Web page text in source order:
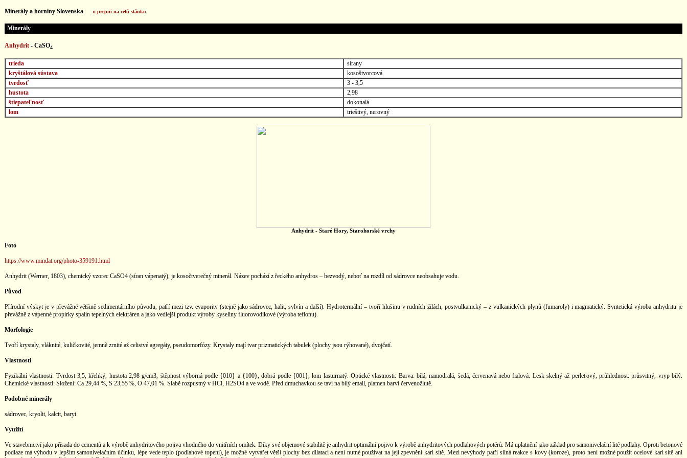
Minerály a horniny Slovenska
:: prepni na celú stánku
Minerály
Anhydrit - CaSO4
trieda
sírany
kryštálová sústava
kosoštvorcová
tvrdosť
3 - 3,5
hustota
2,98
štiepateľnosť
dokonalá
lom
trieštivý, nerovný
Anhydrit - Staré Hory, Starohorské vrchy
Foto
https://www.mindat.org/photo-359191.html
Anhydrit (Werner, 1803), chemický vzorec CaSO4 (síran vápenatý), je kosočtverečný minerál. Název pochází z řeckého anhydros – bezvodý, neboť na rozdíl od sádrovce neobsahuje vodu.
Původ
Přírodní výskyt je v převážné většině sedimentárního původu, patří mezi tzv. evapority (stejně jako sádrovec, halit, sylvín a další). Hydrotermální – tvoří hlušinu v rudních žilách, postvulkanický – z vulkanických plynů (fumaroly) i magmatický. Syntetická výroba anhydritu je
převážně z vápenné propírky spalin tepelných elektráren a jako vedlejší produkt výroby kyseliny fluorovodíkové (výroba teflonu).
Morfologie
Tvoří krystaly, vláknité, kuličkovité, jemně zrnité až celistvé agregáty, pseudomorfózy. Krystaly mají tvar prizmatických tabulek (plochy jsou rýhované), dvojčatí.
Vlastnosti
Fyzikální vlastnosti: Tvrdost 3,5, křehký, hustota 2,98 g/cm3, štěpnost výborná podle {010} a {100}, dobrá podle {001}, lom lasturnatý. Optické vlastnosti: Barva: bílá, namodralá, šedá, červenavá nebo fialová. Lesk skelný až perleťový, průhlednost: průsvitný, vryp bílý.
Chemické vlastnosti: Složení: Ca 29,44 %, S 23,55 %, O 47,01 %. Slabě rozpustný v HCl, H2SO4 a ve vodě. Před dmuchavkou se taví na bílý email, plamen barví červenožlutě.
Podobné minerály
sádrovec, kryolit, kalcit, baryt
Využití
Ve stavebnictví jako přísada do cementů a k výrobě anhydritového pojiva vhodného do vnitřních omítek. Díky své objemové stabilitě je anhydrit optimální pojivo k výrobě anhydritových podlahových potěrů. Má uplatnění jako základ pro samonivelační lité podlahy. Oproti betonové
podlaze má výhodu v lepším samonivelačním účinku, lépe vede teplo (podlahové topení), je možné vytvářet větší plochy bez dilatací a není nutné používat na její zpevnění kari sítě. Mezi nevýhody patří silná reakce s kovy (koroze), proto není možné použít ocelové kari sítě ani